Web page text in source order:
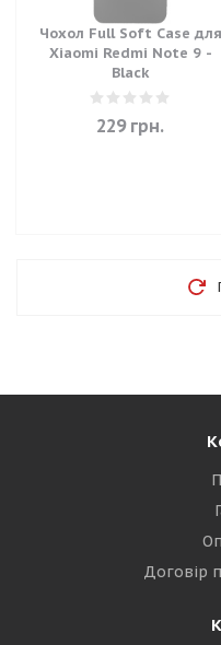
Чохол Full Soft Case для
Xiaomi Redmi Note 9 -
Black
229грн.
Договір